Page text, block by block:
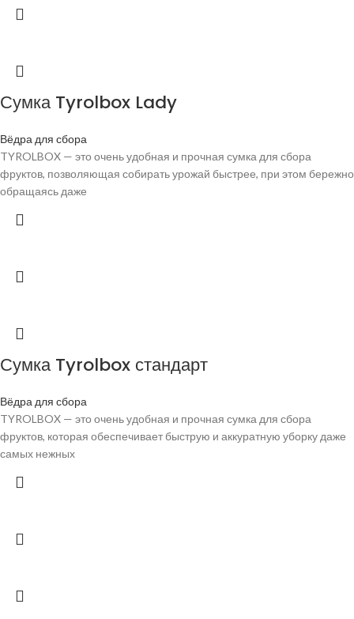
Сумка Tyrolbox Lady
Вёдра для сбора
TYROLBOX — это очень удобная и прочная сумка для сбора
фруктов, позволяющая собирать урожай быстрее, при этом бережно
обращаясь даже
Сумка Tyrolbox стандарт
Вёдра для сбора
TYROLBOX — это очень удобная и прочная сумка для сбора
фруктов, которая обеспечивает быструю и аккуратную уборку даже
самых нежных